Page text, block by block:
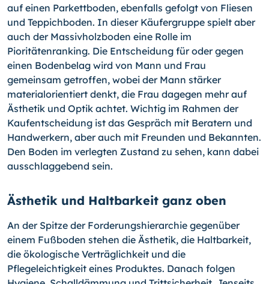
auf einen Parkettboden, ebenfalls gefolgt von Fliesen
und Teppichboden. In dieser Käufergruppe spielt aber
auch der Massivholzboden eine Rolle im
Pioritätenranking. Die Entscheidung für oder gegen
einen Bodenbelag wird von Mann und Frau
gemeinsam getroffen, wobei der Mann stärker
materialorientiert denkt, die Frau dagegen mehr auf
Ästhetik und Optik achtet. Wichtig im Rahmen der
Kaufentscheidung ist das Gespräch mit Beratern und
Handwerkern, aber auch mit Freunden und Bekannten.
Den Boden im verlegten Zustand zu sehen, kann dabei
ausschlaggebend sein.
Ästhetik und Haltbarkeit ganz oben
An der Spitze der Forderungshierarchie gegenüber
einem Fußboden stehen die Ästhetik, die Haltbarkeit,
die ökologische Verträglichkeit und die
Pflegeleichtigkeit eines Produktes. Danach folgen